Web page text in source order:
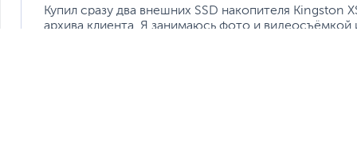
Долговечность
Купил сразу два внешних SSD накопителя Kingston
архива клиента. Я занимаюсь фото и